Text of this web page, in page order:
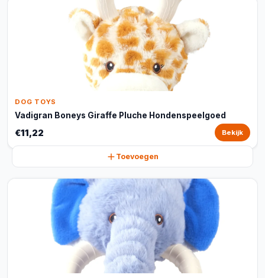
DOG TOYS
Vadigran Boneys Giraffe Pluche Hondenspeelgoed
€11,22 Bekijk
Toevoegen